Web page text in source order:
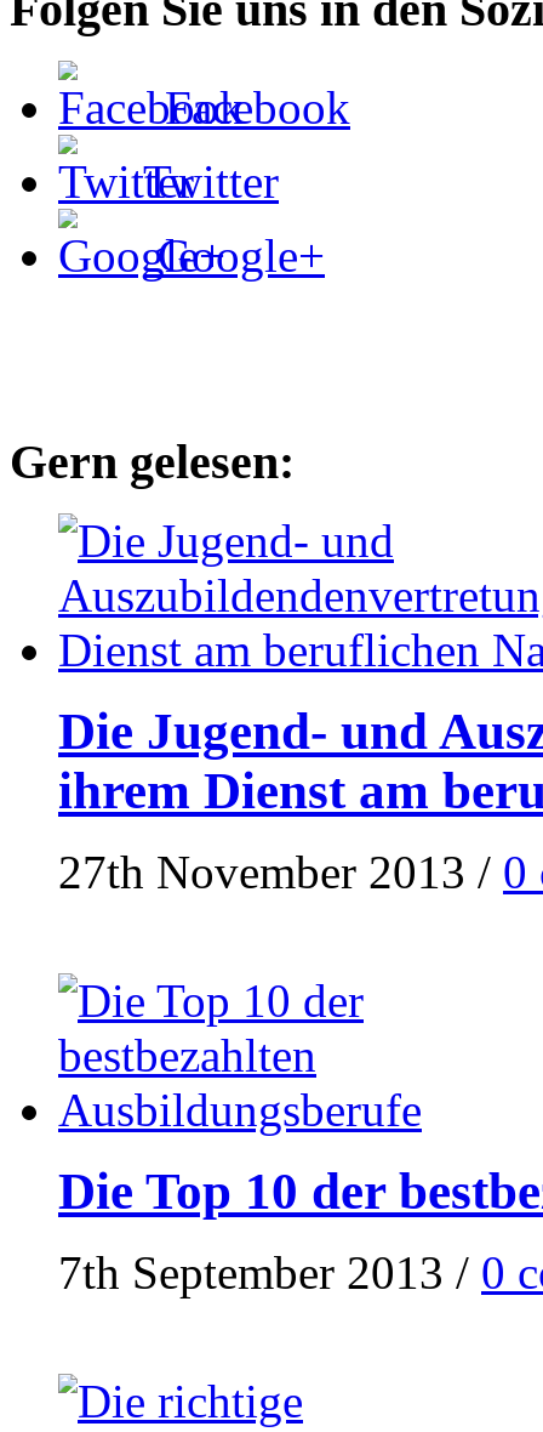
Facebook
Twitter
Google+
Gern gelesen:
Die Jugend- und
ihrem Dienst am
27th November 2013 / 0
Die Top 10 der
7th September 2013 / 0